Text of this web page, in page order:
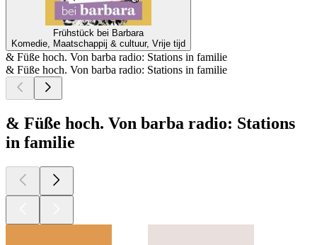
Frühstück bei Barbara
Komedie, Maatschappij & cultuur, Vrije tijd
& Füße hoch. Von barba radio: Stations in familie
& Füße hoch. Von barba radio: Stations in familie
& Füße hoch. Von barba radio: Stations
in familie